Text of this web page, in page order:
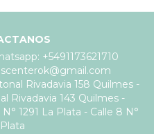
+5491173621710
Rivadavia 158 Quilmes -
Rivadavia 143 Quilmes -
N° 1291 La Plata - Calle 8 N°